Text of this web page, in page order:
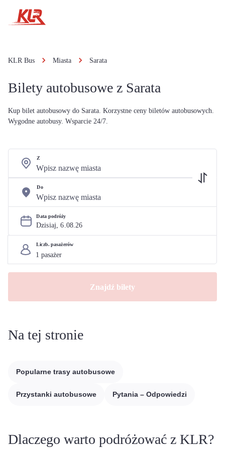
KLR Bus Miasta Sarata
Bilety autobusowe z Sarata
Kup bilet autobusowy do Sarata. Korzystne ceny biletów autobusowych.
Wygodne autobusy. Wsparcie 24/7.
Z
Do
Data podróży
Dzisiaj, 6.08.26
Liczb. pasażerów
Znajdź bilety
Na tej stronie
Popularne trasy autobusowe
Przystanki autobusowe Pytania – Odpowiedzi
Dlaczego warto podróżować z KLR?